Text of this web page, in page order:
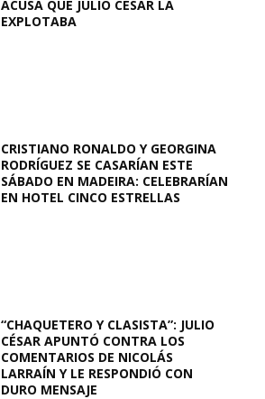
ACUSA QUE JULIO CÉSAR LA
EXPLOTABA
CRISTIANO RONALDO Y GEORGINA
RODRÍGUEZ SE CASARÍAN ESTE
SÁBADO EN MADEIRA: CELEBRARÍAN
EN HOTEL CINCO ESTRELLAS
“CHAQUETERO Y CLASISTA”: JULIO
CÉSAR APUNTÓ CONTRA LOS
COMENTARIOS DE NICOLÁS
LARRAÍN Y LE RESPONDIÓ CON
DURO MENSAJE